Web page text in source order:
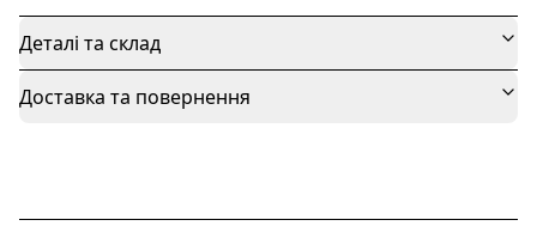
Деталі та склад
Доставка та повернення